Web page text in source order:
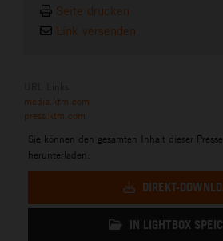
Seite drucken
Link versenden
media.ktm.com
press.ktm.com
Sie können den gesamten Inhalt dieser
herunterladen:
DIREKT-
IN LIGHTBOX